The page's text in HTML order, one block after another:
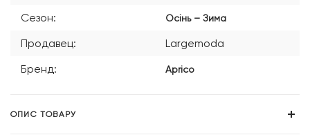
Сезон:
Осінь – Зима
Продавец:
Largemoda
Бренд:
Aprico
ОПИС ТОВАРУ